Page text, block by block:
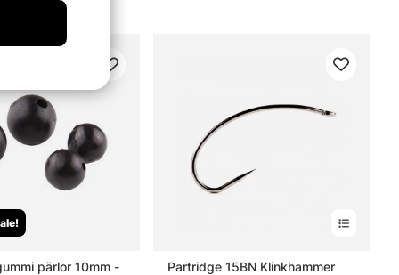
pärlor 10mm -
Partridge 15BN Klinkhammer